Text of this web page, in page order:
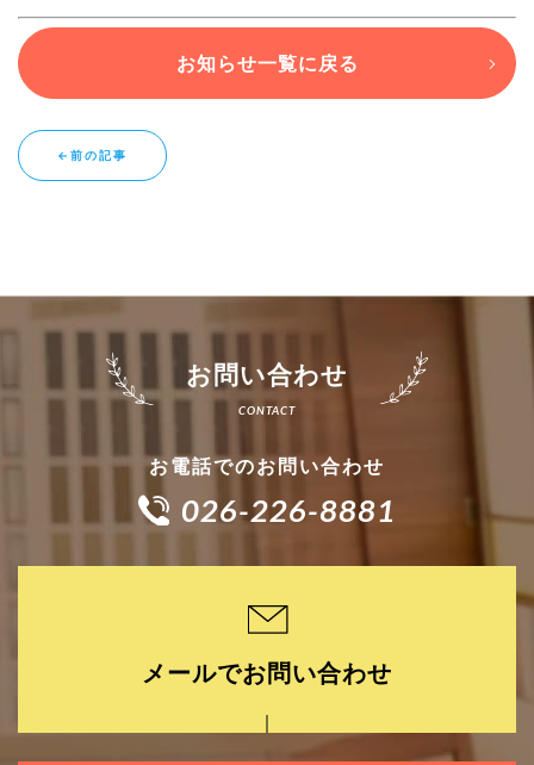
お知らせ一覧に戻る
←前の記事
お問い合わせ
お電話でのお問い合わせ
026-226-8881
メールでお問い合わせ